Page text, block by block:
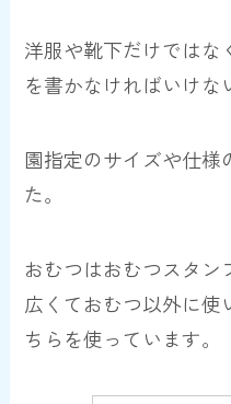
洋服や靴下だけではな
を書かなければいけな
園指定のサイズや仕様
た。
おむつはおむつスタ
広くておむつ以外に使
ちらを使っています。